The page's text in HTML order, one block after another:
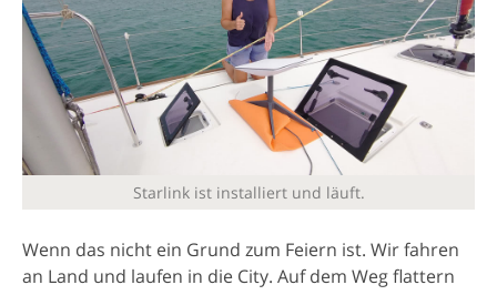
Starlink ist installiert und läuft.
Wenn das nicht ein Grund zum Feiern ist. Wir fahren
an Land und laufen in die City. Auf dem Weg flattern